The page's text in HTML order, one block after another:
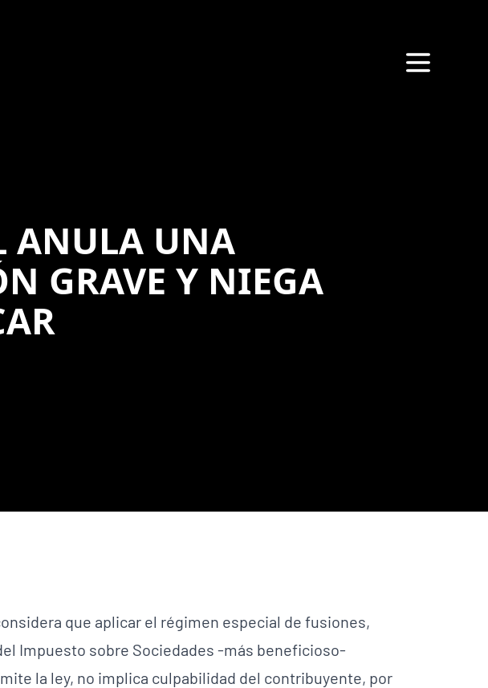
ANULA UNA
GRAVE Y NIEGA
que aplicar el régimen especial de fusiones,
Impuesto sobre Sociedades -más beneficioso-
la ley, no implica culpabilidad del contribuyente, por